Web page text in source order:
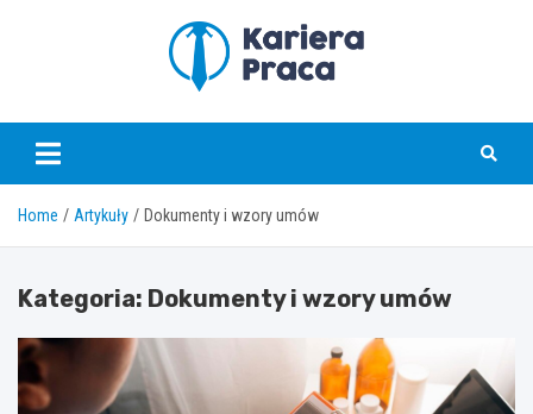
karierapraca.pl
Home Artykuły Dokumenty i wzory umów
Kategoria: Dokumenty i wzory umów